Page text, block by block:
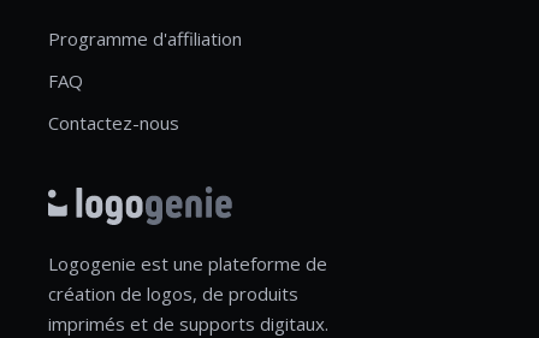
Programme d'affiliation
FAQ
Contactez-nous
Logogenie est une plateforme de
création de logos, de produits
imprimés et de supports digitaux.